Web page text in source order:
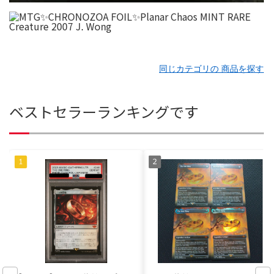
同じカテゴリの 商品を探す
ベストセラーランキングです